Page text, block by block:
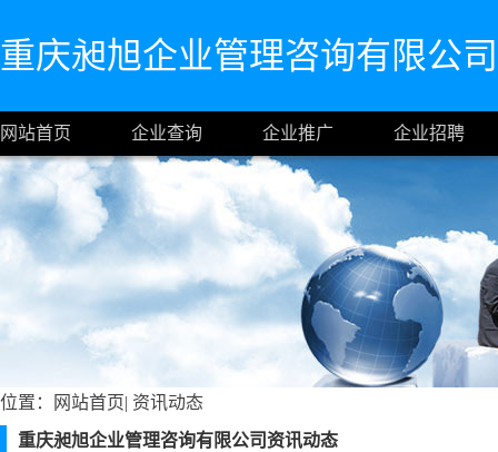
重庆昶旭企业管理咨询有限公司
网站首页 企业查询 企业推广 企业招聘
位置： 网站首页| 资讯动态
重庆昶旭企业管理咨询有限公司资讯动态